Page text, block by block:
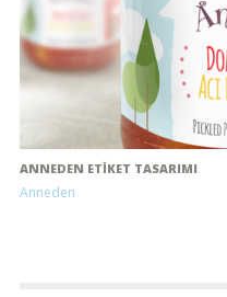
ANNEDEN ETIKET TASARIMI
Anneden